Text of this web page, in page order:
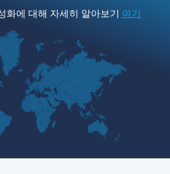
화에 대해 자세히 알아보기 여기